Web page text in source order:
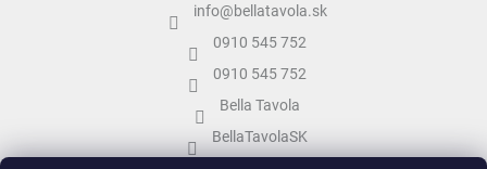
info@bellatavola.sk
0910 545 752
0910 545 752
Bella Tavola
BellaTavolaSK